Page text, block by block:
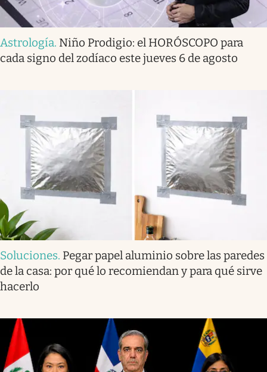
Astrología. Niño Prodigio: el HORÓSCOPO para
cada signo del zodíaco este jueves 6 de agosto
Soluciones. Pegar papel aluminio sobre las paredes
de la casa: por qué lo recomiendan y para qué sirve
hacerlo